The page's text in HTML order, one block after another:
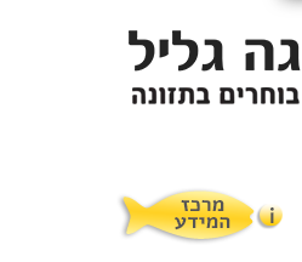
מרכז המטפלים
מרכז המידע